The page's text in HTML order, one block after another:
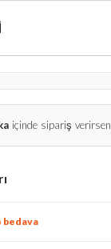
içinde sipariş verirsen
bedava